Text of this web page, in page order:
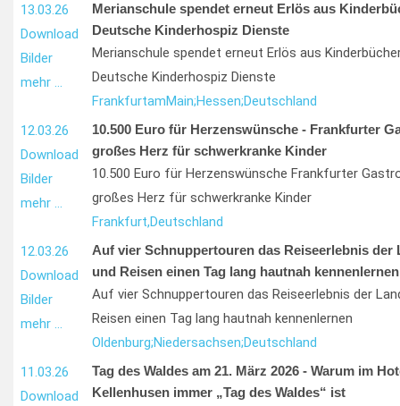
13.03.26
Download
Bilder
mehr …
Merianschule spendet erneut Erlös aus
Deutsche Kinderhospiz Dienste
Merianschule spendet erneut Erlös aus
Deutsche Kinderhospiz Dienste
FrankfurtamMain;Hessen;Deutschland
12.03.26
Download
Bilder
mehr …
10.500 Euro für Herzenswünsche - Frankfurter
großes Herz für schwerkranke Kinder
10.500 Euro für Herzenswünsche Frankfurter
großes Herz für schwerkranke Kinder
Frankfurt,Deutschland
12.03.26
Download
Bilder
mehr …
Auf vier Schnuppertouren das Reiseerlebnis der
und Reisen einen Tag lang hautnah kennenlernen
Auf vier Schnuppertouren das Reiseerlebnis der
Reisen einen Tag lang hautnah kennenlernen
Oldenburg;Niedersachsen;Deutschland
11.03.26
Download
Tag des Waldes am 21. März 2026 - Warum im
Kellenhusen immer „Tag des Waldes“ ist